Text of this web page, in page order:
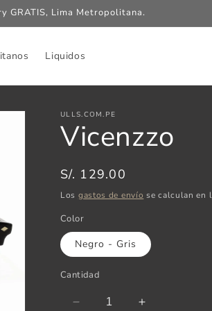
GRATIS, Lima Metropolitana.
Liquidos
ULLS.COM.PE
Vicenzzo
Precio
habitual
S/. 129.00
Los gastos de envío se calculan en
Color
Negro - Gris
Cantidad
Reducir
Aumentar